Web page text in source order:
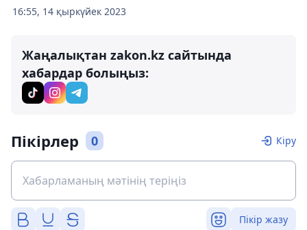
16:55, 14 қыркүйек 2023
Жаңалықтан zakon.kz сайтында
хабардар болыңыз:
Пікірлер 0 Кіру
Пікір жазу